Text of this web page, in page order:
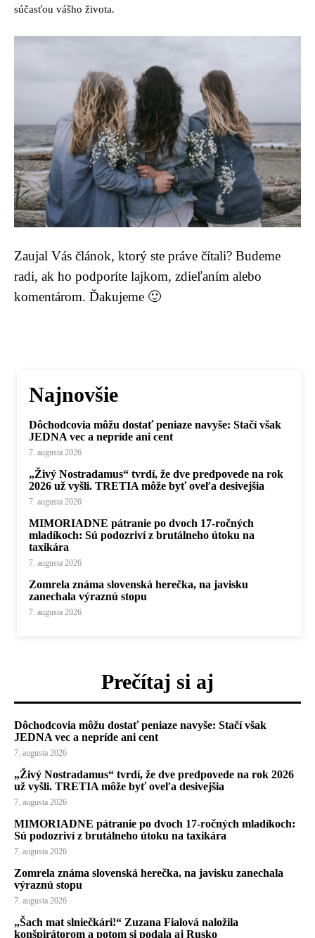
súčasťou vášho života.
Zaujal Vás článok, ktorý ste práve čítali? Budeme
radi, ak ho podporíte lajkom, zdieľaním alebo
komentárom. Ďakujeme 🙂
Najnovšie
Dôchodcovia môžu dostať peniaze navyše: Stačí však
JEDNA vec a nepríde ani cent
7. augusta 2026
„Živý Nostradamus“ tvrdí, že dve predpovede na rok
2026 už vyšli. TRETIA môže byť oveľa desivejšia
7. augusta 2026
MIMORIADNE pátranie po dvoch 17-ročných
mladíkoch: Sú podozriví z brutálneho útoku na
taxikára
7. augusta 2026
Zomrela známa slovenská herečka, na javisku
zanechala výraznú stopu
7. augusta 2026
Prečítaj si aj
Dôchodcovia môžu dostať peniaze navyše: Stačí však
JEDNA vec a nepríde ani cent
7. augusta 2026
„Živý Nostradamus“ tvrdí, že dve predpovede na rok 2026
už vyšli. TRETIA môže byť oveľa desivejšia
7. augusta 2026
MIMORIADNE pátranie po dvoch 17-ročných mladíkoch:
Sú podozriví z brutálneho útoku na taxikára
7. augusta 2026
Zomrela známa slovenská herečka, na javisku zanechala
výraznú stopu
7. augusta 2026
„Šach mat slniečkári!“ Zuzana Fialová naložila
konšpirátorom a potom si podala aj Rusko